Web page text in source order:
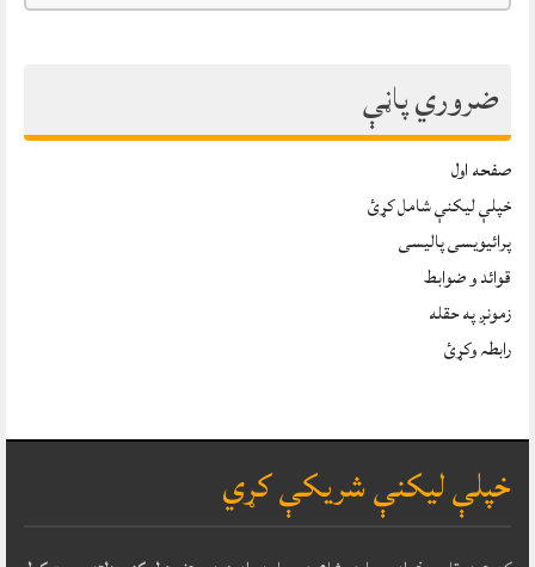
ضروري پاڼې
صفحه اول
خپلې ليکنې شامل کړئ
پرائیویسی پالیسی
قوائد و ضوابط
زمونږ په حقله
رابطہ وکړئ
خپلې ليکنې شريکې کړي